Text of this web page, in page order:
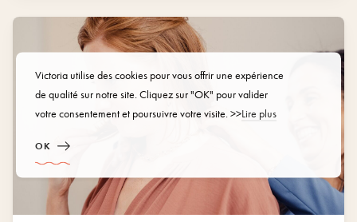
éléments de style dynamiques, motifs qui seront utilisés
en fonds sur toutes nos plateformes et dans toutes nos
communications (site web, catalogues, publications
réseaux sociaux…). Un style visuel qui se veut unique
et reconnaissable de loin.
Victoria utilise des cookies pour vous offrir une expérience
de qualité sur notre site. Cliquez sur "OK" pour valider
votre consentement et poursuivre votre visite. >>Lire plus
OK